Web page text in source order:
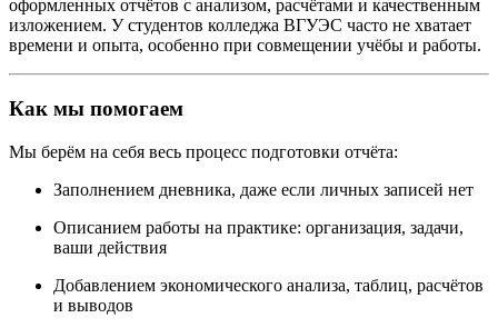
оформленных отчётов с анализом, расчётами и качественным
изложением. У студентов колледжа ВГУЭС часто не хватает
времени и опыта, особенно при совмещении учёбы и работы.
Как мы помогаем
Мы берём на себя весь процесс подготовки отчёта:
Заполнением дневника, даже если личных записей нет
Описанием работы на практике: организация, задачи,
ваши действия
Добавлением экономического анализа, таблиц, расчётов
и выводов